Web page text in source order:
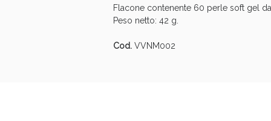
Flacone contenente 60 perle soft gel
Peso netto: 42 g.
Cod. VVNM002